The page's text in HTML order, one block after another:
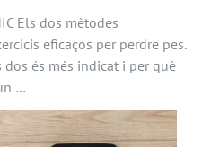
Els dos mètodes
eficaços per perdre pes.
és més indicat i per què
…